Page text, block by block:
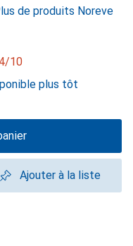
de produits Noreve
10
plus tôt
Ajouter à la liste